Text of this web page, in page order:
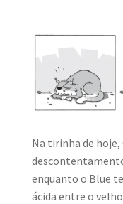
Na tirinha de
enquanto o Blue
ácida entre o